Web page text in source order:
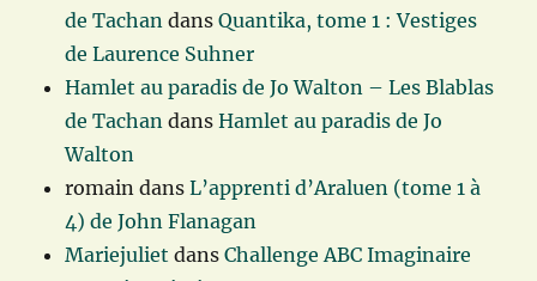
de Tachan dansQuantika, tome 1 : Vestiges
de Laurence Suhner
Hamlet au paradis de Jo Walton – Les Blablas
de Tachan dansHamlet au paradis de Jo
Walton
romain dansL’apprenti d’Araluen (tome 1 à
4) de John Flanagan
Mariejuliet dansChallenge ABC Imaginaire